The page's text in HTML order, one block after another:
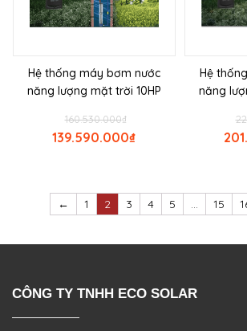
Hệ thống máy bơm nước
năng lượng mặt trời 10HP
₫
160.530.000
₫
139.590.000
Hệ
năng
← 1 2 3 4 5 … 15
CÔNG TY TNHH ECO SOLAR